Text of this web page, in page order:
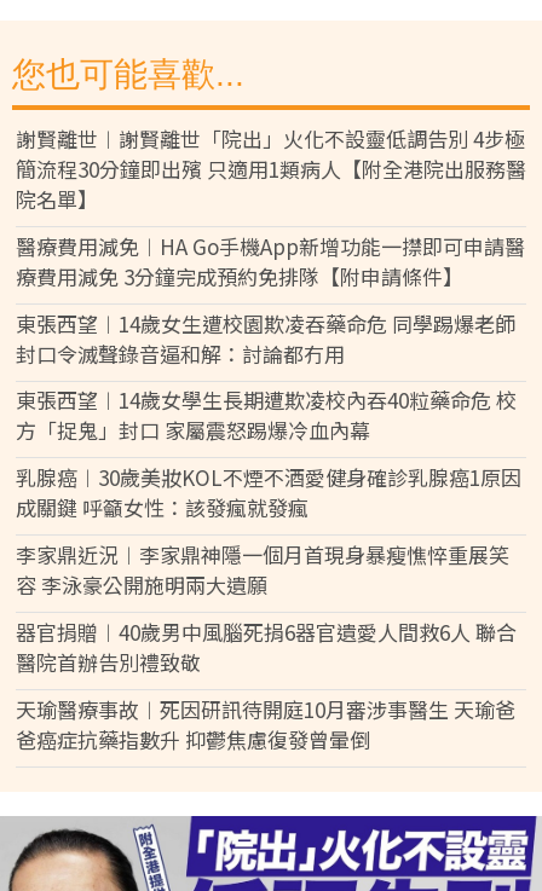
您也可能喜歡...
謝賢離世︱謝賢離世「院出」火化不設靈低調告別 4步極
簡流程30分鐘即出殯 只適用1類病人【附全港院出服務醫
院名單】
醫療費用減免︱HA Go手機App新增功能一㩒即可申請醫
療費用減免 3分鐘完成預約免排隊【附申請條件】
東張西望︱14歲女生遭校園欺凌吞藥命危 同學踢爆老師
封口令滅聲錄音逼和解：討論都冇用
東張西望︱14歲女學生長期遭欺凌校內吞40粒藥命危 校
方「捉鬼」封口 家屬震怒踢爆冷血內幕
乳腺癌︱30歲美妝KOL不煙不酒愛健身確診乳腺癌1原因
成關鍵 呼籲女性：該發瘋就發瘋
李家鼎近況︱李家鼎神隱一個月首現身暴瘦憔悴重展笑
容 李泳豪公開施明兩大遺願
器官捐贈︱40歲男中風腦死捐6器官遺愛人間救6人 聯合
醫院首辦告別禮致敬
天瑜醫療事故︱死因研訊待開庭10月審涉事醫生 天瑜爸
爸癌症抗藥指數升 抑鬱焦慮復發曾暈倒